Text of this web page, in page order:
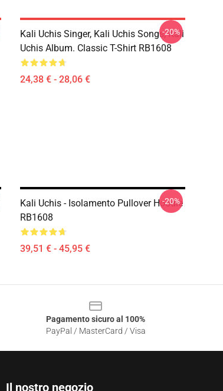
Kali Uchis Singer, Kali Uchis Songs, Kali
Uchis Album. Classic T-Shirt RB1608
24,38 € - 28,06 €
-20%
Kali Uchis - Isolamento Pullover Hoodie
RB1608
39,51 € - 45,95 €
-20%
Pagamento sicuro al 100%
PayPal / MasterCard / Visa
Il nostro negozio